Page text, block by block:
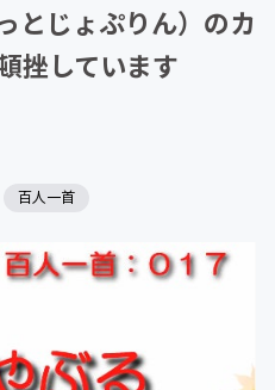
とじょぷりん）のカ
挫しています
百人一首